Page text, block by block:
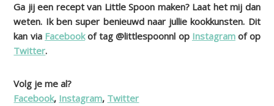
Ga jij een recept van Little Spoon maken? Laat het mij dan
weten. Ik ben super benieuwd naar jullie kookkunsten. Dit
kan via Facebookof tag @littlespoonnl op Instagramof op
Twitter.
Volg je me al?
Facebook, Instagram, Twitter